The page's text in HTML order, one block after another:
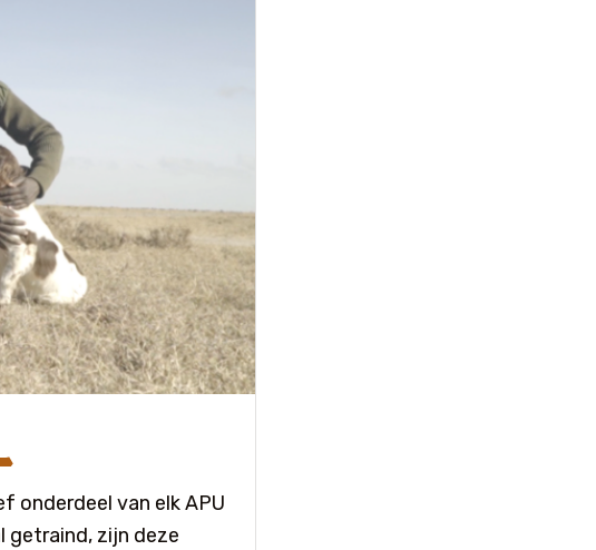
onderdeel van elk APU
getraind, zijn deze